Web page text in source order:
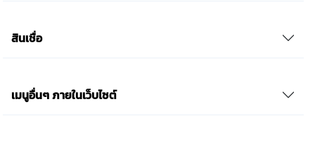
สินเชื่อ
เมนูอื่นๆ ภายในเว็บไซต์